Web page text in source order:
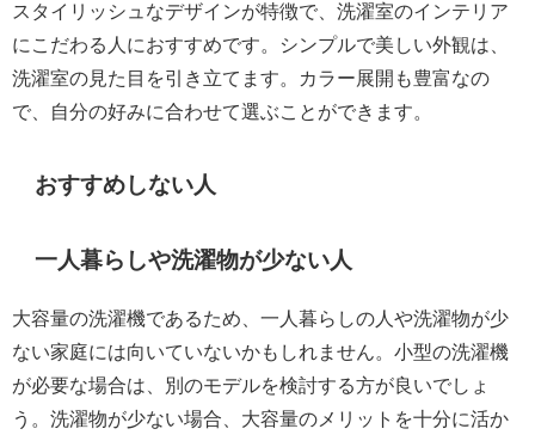
スタイリッシュなデザインが特徴で、洗濯室のインテリア
にこだわる人におすすめです。シンプルで美しい外観は、
洗濯室の見た目を引き立てます。カラー展開も豊富なの
で、自分の好みに合わせて選ぶことができます。
おすすめしない人
一人暮らしや洗濯物が少ない人
大容量の洗濯機であるため、一人暮らしの人や洗濯物が少
ない家庭には向いていないかもしれません。小型の洗濯機
が必要な場合は、別のモデルを検討する方が良いでしょ
う。洗濯物が少ない場合、大容量のメリットを十分に活か